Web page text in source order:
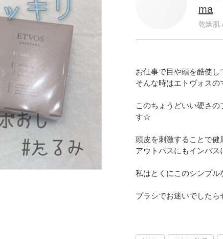
ma
乾燥肌
お仕事で目や頭を酷使し
そんな時はエトヴォスの
このちょうどいい硬さ
す☆
頭皮を刺激することで健
アウトバスにもインバス
私はとくにこのシンプル
ブラシでお迷いでしたら